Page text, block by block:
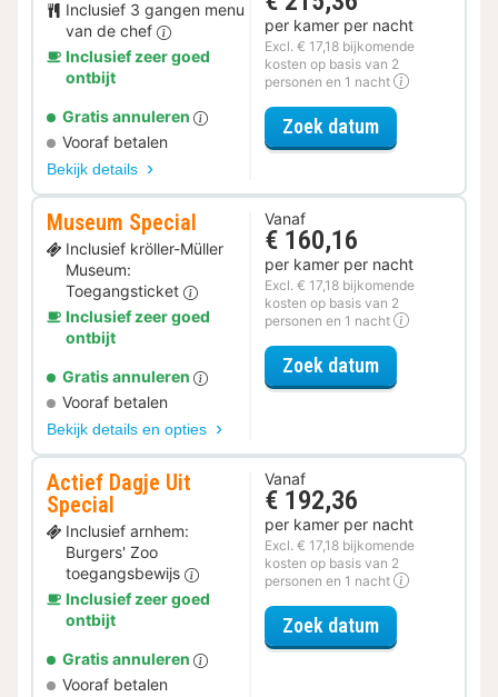
Inclusief 3 gangen menu
van de chef
Inclusief zeer goed
ontbijt
Gratis annuleren
Vooraf betalen
Bekijk details
per kamer per nacht
Excl. € 17,18 bijkomende
kosten op basis van 2
personen en 1 nacht
Zoek datumvoor
Museum Special
Inclusief kröller-Müller
Museum:
Toegangsticket
Inclusief zeer goed
ontbijt
Gratis annuleren
Vooraf betalen
Bekijk details en opties
Vanaf
€ 160,16
per kamer per nacht
Excl. € 17,18 bijkomende
kosten op basis van 2
personen en 1 nacht
Zoek datumvoor Museum
Actief Dagje Uit
Special
Inclusief arnhem:
Burgers' Zoo
toegangsbewijs
Inclusief zeer goed
ontbijt
Gratis annuleren
Vooraf betalen
Vanaf
€ 192,36
per kamer per nacht
Excl. € 17,18 bijkomende
kosten op basis van 2
personen en 1 nacht
Zoek datumvoor Actief